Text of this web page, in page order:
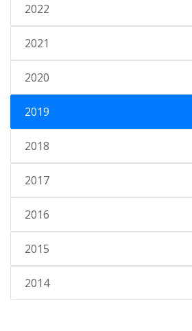
2022
2021
2020
2019
2018
2017
2016
2015
2014